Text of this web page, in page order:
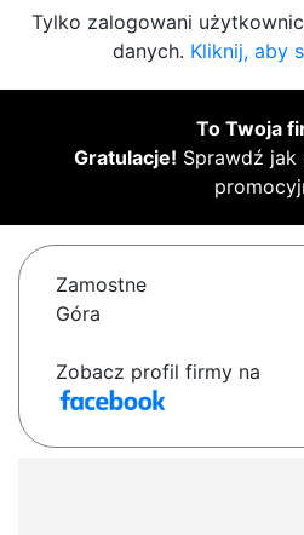
Tylko zalogowani
danych. Kliknij, aby
To Twoja
Gratulacje! Sprawdź jak
Zamostne
Góra
Zobacz profil firmy na